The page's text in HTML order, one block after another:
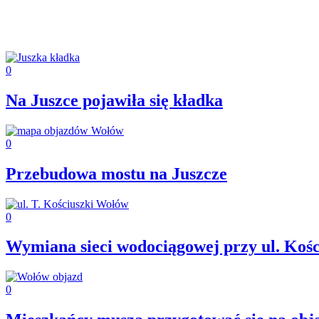
0
Na Juszce pojawiła się kładka
0
Przebudowa mostu na Juszcze
0
Wymiana sieci wodociągowej przy ul.
0